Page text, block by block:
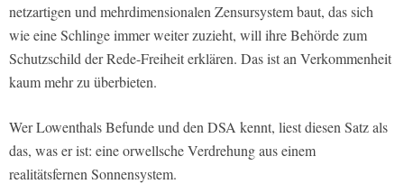
netzartigen und mehrdimensionalen Zensursystem baut, das sich
wie eine Schlinge immer weiter zuzieht, will ihre Behörde zum
Schutzschild der Rede-Freiheit erklären. Das ist an Verkommenheit
kaum mehr zu überbieten.
Wer Lowenthals Befunde und den DSA kennt, liest diesen Satz als
das, was er ist: eine orwellsche Verdrehung aus einem
realitätsfernen Sonnensystem.